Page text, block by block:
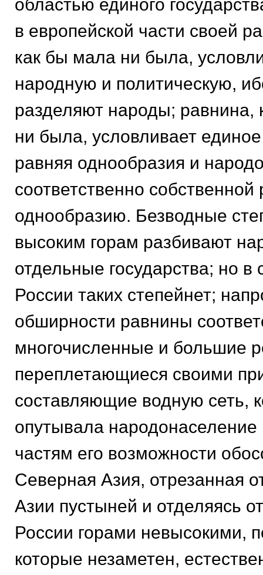
областью единого
в европейской части своей
как бы мала ни была,
народную и политическую,
разделяют народы; равнина,
ни была, условливает единое
равняя однообразия и
соответственно собственной
однообразию. Безводные
высоким горам разбивают
отдельные государства; но в
России таких степейнет;
обширности равнины
многочисленные и большие
переплетающиеся своими
составляющие водную сеть,
опутывала
частям его возможности
Северная Азия, отрезанная
Азии пустыней и отделяясь
России горами невысокими,
которые незаметен,